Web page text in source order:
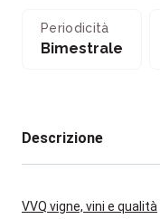
Periodicità
Bimestrale
Descrizione
VVQ vigne, vini e qualità